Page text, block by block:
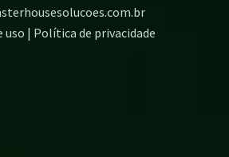
uso | Política de privacidade